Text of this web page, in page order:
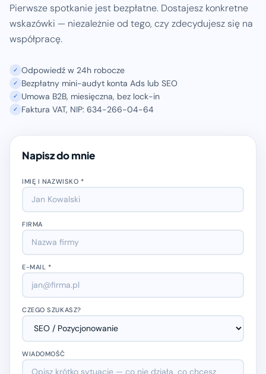
Pierwsze spotkanie jest bezpłatne. Dostajesz konkretne
wskazówki — niezależnie od tego, czy zdecydujesz się na
współpracę.
✓ Odpowiedź w 24h robocze
✓ Bezpłatny mini-audyt konta Ads lub SEO
✓ Umowa B2B, miesięczna, bez lock-in
✓ Faktura VAT, NIP: 634-266-04-64
Napisz do mnie
IMIĘ I NAZWISKO *
FIRMA
E-MAIL *
CZEGO SZUKASZ?
WIADOMOŚĆ